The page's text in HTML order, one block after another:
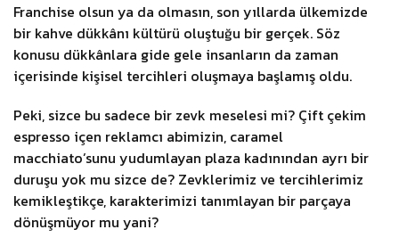
Franchise olsun ya da olmasın, son yıllarda ülkemizde
bir kahve dükkânı kültürü oluştuğu bir gerçek. Söz
konusu dükkânlara gide gele insanların da zaman
içerisinde kişisel tercihleri oluşmaya başlamış oldu.
Peki, sizce bu sadece bir zevk meselesi mi? Çift çekim
espresso içen reklamcı abimizin, caramel
macchiato’sunu yudumlayan plaza kadınından ayrı bir
duruşu yok mu sizce de? Zevklerimiz ve tercihlerimiz
kemikleştikçe, karakterimizi tanımlayan bir parçaya
dönüşmüyor mu yani?